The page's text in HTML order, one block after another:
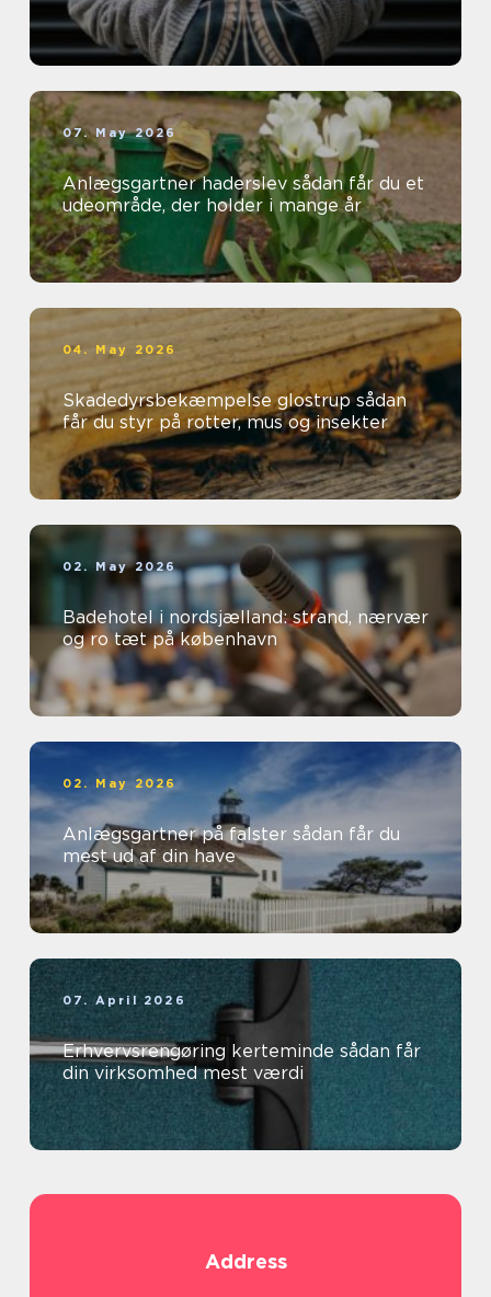
07. May 2026
Anlægsgartner haderslev sådan får du et
udeområde, der holder i mange år
04. May 2026
Skadedyrsbekæmpelse glostrup sådan
får du styr på rotter, mus og insekter
02. May 2026
Badehotel i nordsjælland: strand, nærvær
og ro tæt på københavn
02. May 2026
Anlægsgartner på falster sådan får du
mest ud af din have
07. April 2026
Erhvervsrengøring kerteminde sådan får
din virksomhed mest værdi
Address